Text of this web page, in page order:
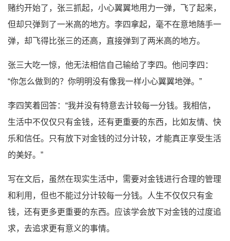
赌约开始了，张三抓起，小心翼翼地用力一弹，飞了起来，
但却只弹到了一米高的地方。李四拿起，毫不在意地随手一
弹，却飞得比张三的还高，直接弹到了两米高的地方。
张三大吃一惊，他无法相信自己输给了李四。他问李四：
“你怎么做到的？你明明没有像我一样小心翼翼地弹。”
李四笑着回答：“我并没有特意去计较每一分钱。我相信，
生活中不仅仅只有金钱，还有更重要的东西，比如友情、快
乐和信任。只有放下对金钱的过分计较，才能真正享受生活
的美好。”
写在文后，虽然在现实生活中，需要对金钱进行合理的管理
和利用，但也不能过分计较每一分钱。人生不仅仅只有金
钱，还有更多更重要的东西。应该学会放下对金钱的过度追
求，去追求更有意义的事情。